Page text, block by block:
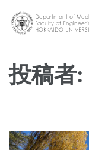
ン
ツ
ス
投稿者: